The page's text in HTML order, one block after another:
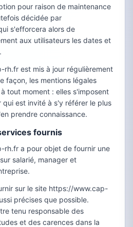
pour raison de maintenance
décidée par
s'efforcera alors de
aux utilisateurs les dates et
est mis à jour régulièrement
façon, les mentions légales
tout moment : elles s'imposent
qui est invité à s'y référer le plus
prendre connaissance.
fournis
rh.fr a pour objet de fournir une
salarié, manager et
sur le site https://www.cap-
précises que possible.
tenu responsable des
et des carences dans la